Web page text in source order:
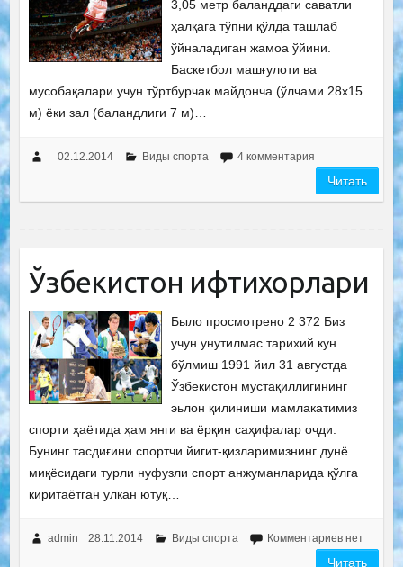
3,05 метр баланддаги саватли
ҳалқага тўпни қўлда ташлаб
ўйналадиган жамоа ўйини.
Баскетбол машғулоти ва
мусобақалари учун тўртбурчак майдонча (ўлчами 28х15
м) ёки зал (баландлиги 7 м)…
02.12.2014 Виды спорта 4 комментария
Читать
Ўзбекистон ифтихорлари
Было просмотрено 2 372 Биз
учун унутилмас тарихий кун
бўлмиш 1991 йил 31 августда
Ўзбекистон мустақиллигининг
эьлон қилиниши мамлакатимиз
спорти ҳаётида ҳам янги ва ёрқин саҳифалар очди.
Бунинг тасдиғини спортчи йигит-қизларимизнинг дунё
миқёсидаги турли нуфузли спорт анжуманларида қўлга
киритаётган улкан ютуқ…
admin 28.11.2014 Виды спорта Комментариев нет
Читать